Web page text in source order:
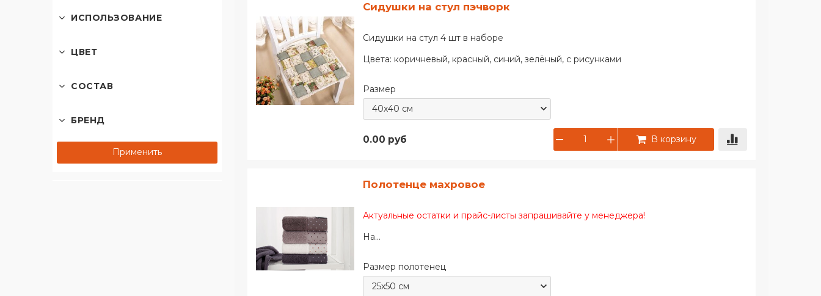
ИСПОЛЬЗОВАНИЕ
ЦВЕТ
СОСТАВ
БРЕНД
Применить
Сидушки на стул пэчворк
Сидушки на стул 4 шт в наборе
Цвета: коричневый, красный, синий, зелёный, с рисунками
0.00 руб
Размер
В корзину
Полотенце махровое
Актуальные остатки и прайс-листы запрашивайте у менеджера!
На...
Размер полотенец